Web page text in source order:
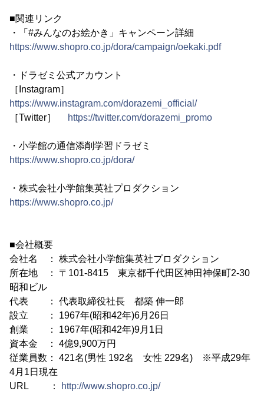
■関連リンク
・「#みんなのお絵かき」キャンペーン詳細
https://www.shopro.co.jp/dora/campaign/oekaki.pdf
・ドラゼミ公式アカウント
［Instagram］
https://www.instagram.com/dorazemi_official/
［Twitter］
https://twitter.com/dorazemi_promo
・小学館の通信添削学習ドラゼミ
https://www.shopro.co.jp/dora/
・株式会社小学館集英社プロダクション
https://www.shopro.co.jp/
■会社概要
会社名 ： 株式会社小学館集英社プロダクション
所在地 ： 〒101-8415 東京都千代田区神田神保町2-30
昭和ビル
代表 ： 代表取締役社長 都築 伸一郎
設立 ： 1967年(昭和42年)6月26日
創業 ： 1967年(昭和42年)9月1日
資本金 ： 4億9,900万円
従業員数： 421名(男性 192名 女性 229名) ※平成29年
4月1日現在
URL ：
http://www.shopro.co.jp/